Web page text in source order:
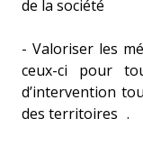
de la société
- Valoriser les
ceux-ci pour
d’intervention
des territoires .